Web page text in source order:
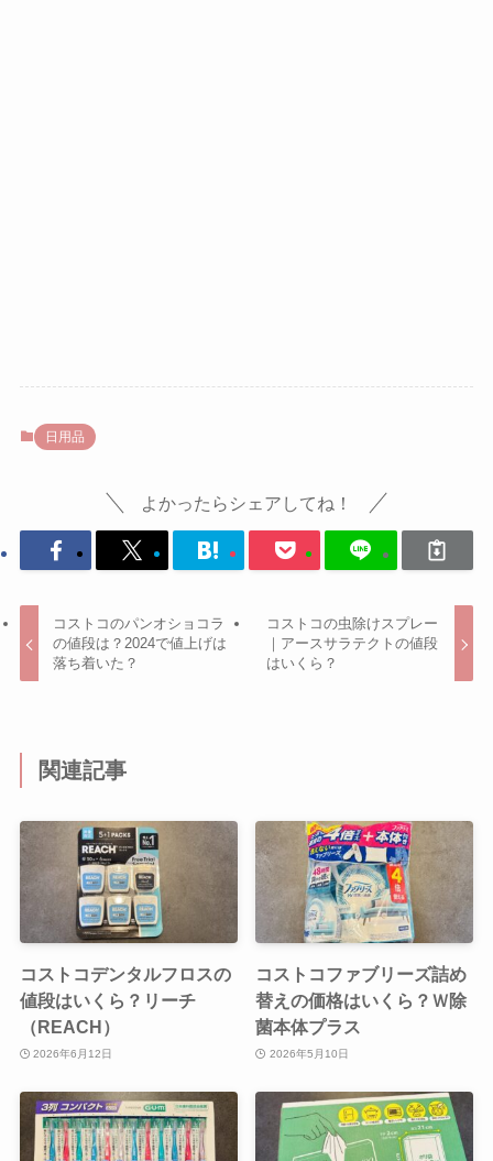
日用品
よかったらシェアしてね！
コストコのパンオショコラ
の値段は？2024で値上げは
落ち着いた？
コストコの虫除けスプレー
｜アースサラテクトの値段
はいくら？
関連記事
コストコデンタルフロスの
値段はいくら？リーチ
（REACH）
2026年6月12日
コストコファブリーズ詰め
替えの価格はいくら？Ｗ除
菌本体プラス
2026年5月10日